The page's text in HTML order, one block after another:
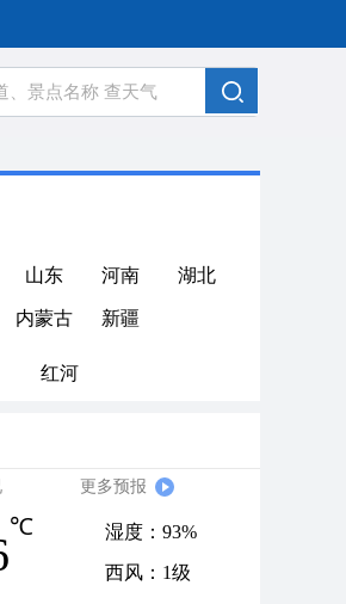
山东 河南 湖北
内蒙古 新疆
红河
更多预报
℃
湿度：93%
西风：1级